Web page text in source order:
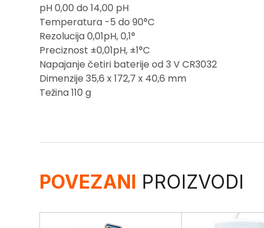
pH 0,00 do 14,00 pH
Temperatura -5 do 90°C
Rezolucija 0,01pH, 0,1°
Preciznost ±0,01pH, ±1°C
Napajanje četiri baterije od 3 V CR3032
Dimenzije 35,6 x 172,7 x 40,6 mm
Težina 110 g
POVEZANI PROIZVODI